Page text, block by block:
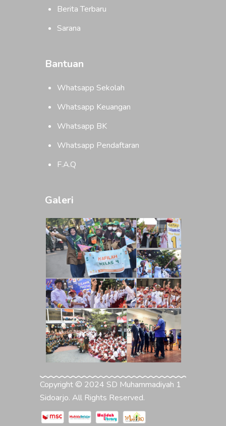
Berita Terbaru
Sarana
Bantuan
Whatsapp Sekolah
Whatsapp Keuangan
Whatsapp BK
Whatsapp Pendaftaran
F.A.Q
Galeri
Copyright © 2024 SD Muhammadiyah 1
Sidoarjo. All Rights Reserved.
Gali Potensi raih Prestasi